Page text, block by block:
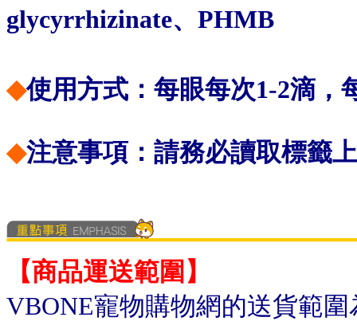
glycyrrhizinate、PHMB
◆使用方式：每眼每次1-2滴，
◆注意事項： 請務必讀取標籤
【商品運送範圍】
VBONE寵物購物網的送貨範